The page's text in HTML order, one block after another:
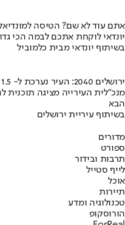
אתם עוד לא שם? הטיסה
יונדאי לוקחת אתכם לבמה הכי
בשיתוף יונדאי מבית כלמוביל
ירושלים 2040: העיר נערכת ל- 1.5 מליון תושבים
מנכ"לית העירייה מציגה תוכנית
הבא
בשיתוף עיריית ירושלים
מדורים
ספורט
תרבות ובידור
לייף סטייל
אוכל
תיירות
טכנולוגיה ומדע
הורוסקופ